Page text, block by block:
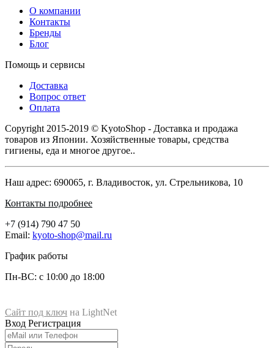
О компании
Контакты
Бренды
Блог
Помощь и сервисы
Доставка
Вопрос ответ
Оплата
Copyright 2015-2019 © KyotoShop - Доставка и продажа
товаров из Японии. Хозяйственные товары, средства
гигиены, еда и многое другое..
Наш адрес: 690065, г. Владивосток, ул. Стрельникова, 10
Контакты подробнее
+7 (914) 790 47 50
Email: kyoto-shop@mail.ru
График работы
Пн-ВС: с 10:00 до 18:00
Сайт под ключ на LightNet
Магазин KyotoShop
690065, г.Владивосток
+7 (914) 790-47-50
Вход Регистрация